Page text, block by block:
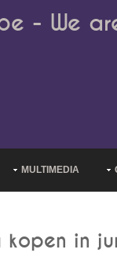
- We
MULTIMEDIA
kopen in